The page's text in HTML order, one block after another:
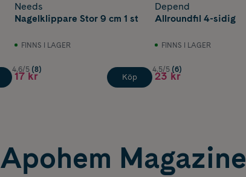
Needs
Nagelklippare Stor 9 cm 1 st
FINNS I LAGER
4.6/5 (8)
17 kr Köp
Depend
Allroundfil 4-sidig
FINNS I LAGER
4.5/5 (6)
23 kr
Apohem Magazine